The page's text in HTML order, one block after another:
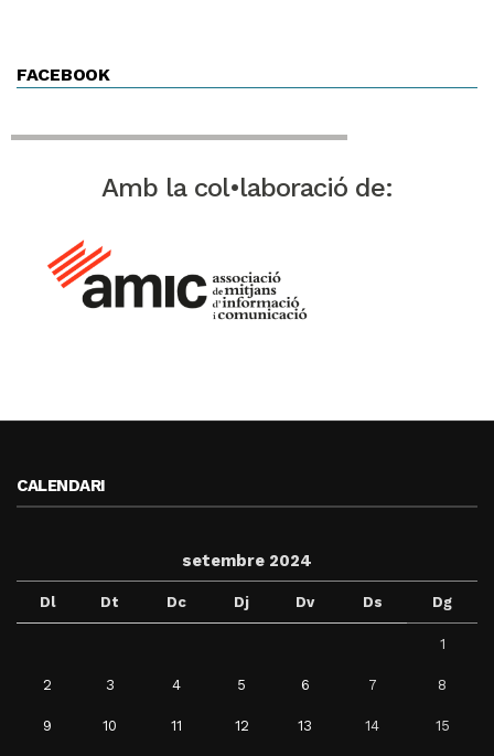
FACEBOOK
Amb la col•laboració de:
CALENDARI
setembre 2024
Dl Dt Dc Dj Dv Ds Dg
1
2 3 4 5 6 7 8
9 10 11 12 13 14 15